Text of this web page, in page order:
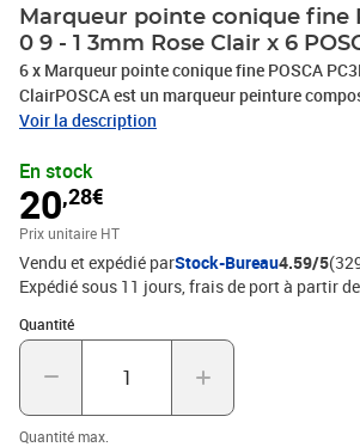
Marqueur pointe conique fine
0 9 - 1 3mm Rose Clair x 6
6 x Marqueur pointe conique fine POSCA
ClairPOSCA est un marqueur peinture
inaltérables et d'eau, conçu pour marquer,
l'acrylique est couvrante, opaque et d'aspect
sans solvant, elle est inodore, sèche
le papierPOSCA est un marqueur tout
presque toutes les surfaces, il est effaçable
telles que le verreLes couleurs POSCA sont
et aquarellables avant séchage et
sèchePlus de 40 couleurs disponibles,
CONTRACTUELLES
Voir la description
En stock
20,28€
Prix unitaire HT
Vendu et expédié parStock-Bureau4.59/5
Expédié sous 11 jours, frais de port à partir
Quantité
Quantité : 1
Quantité max.